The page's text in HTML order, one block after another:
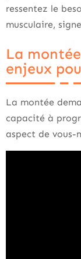
ressentez le
musculaire,
La
enjeux
La montée
capacité à
aspect de vous-